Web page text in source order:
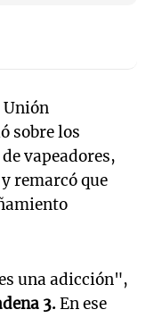
Unión
sobre los
vapeadores,
remarcó que
una adicción",
3. En ese